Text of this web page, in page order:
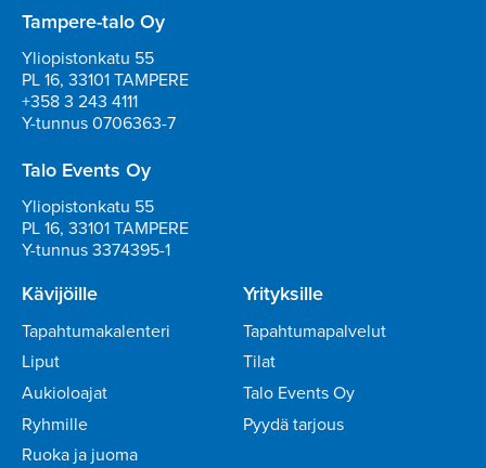
Tampere-talo Oy
Yliopistonkatu 55
PL 16, 33101 TAMPERE
+358 3 243 4111
Y-tunnus 0706363-7
Talo Events Oy
Yliopistonkatu 55
PL 16, 33101 TAMPERE
Y-tunnus 3374395-1
Kävijöille
Tapahtumakalenteri
Liput
Aukioloajat
Ryhmille
Ruoka ja juoma
Yrityksille
Tapahtumapalvelut
Tilat
Talo Events Oy
Pyydä tarjous